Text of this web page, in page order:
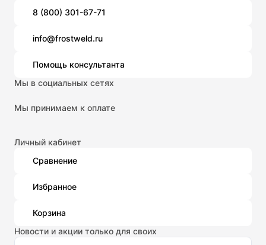
8 (800) 301-67-71
info@frostweld.ru
Помощь консультанта
Мы в социальных сетях
Мы принимаем к оплате
Личный кабинет
Сравнение
Избранное
Корзина
Новости и акции только для своих